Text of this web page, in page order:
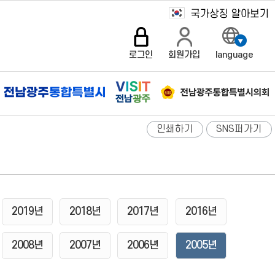
로그인 회원가입 language
인쇄하기 SNS퍼가기
2019년 2018년 2017년 2016년
2008년 2007년 2006년 2005년